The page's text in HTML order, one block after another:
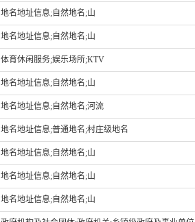
地名地址信息;自然地名;山
地名地址信息;自然地名;山
体育休闲服务;娱乐场所;KTV
地名地址信息;自然地名;山
地名地址信息;自然地名;河流
地名地址信息;普通地名;村庄级地名
地名地址信息;自然地名;山
地名地址信息;自然地名;山
地名地址信息;自然地名;山